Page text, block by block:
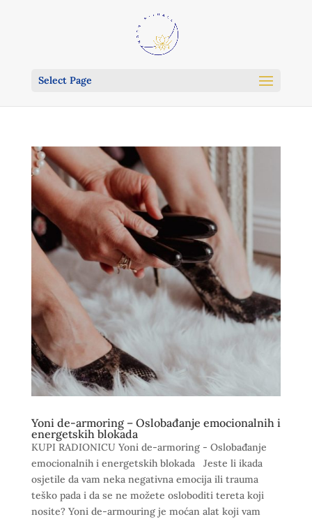
Select Page
Yoni de-armoring – Oslobađanje emocionalnih i
energetskih blokada
KUPI RADIONICU Yoni de-armoring - Oslobađanje
emocionalnih i energetskih blokada Jeste li ikada
osjetile da vam neka negativna emocija ili trauma
teško pada i da se ne možete osloboditi tereta koji
nosite? Yoni de-armouring je moćan alat koji vam